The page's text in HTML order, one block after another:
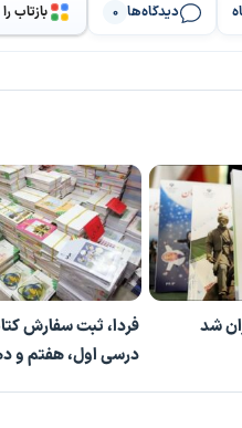
دیدگاه‌ها 0 بازتاب
شد
فردا، ثبت سفارش
درسی اول، هفتم و